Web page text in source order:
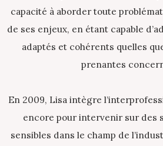
capacité à aborder toute
de ses enjeux, en étant capable
adaptés et cohérents quelles
prenantes
En 2009, Lisa intègre
encore pour intervenir sur des
sensibles dans le champ de